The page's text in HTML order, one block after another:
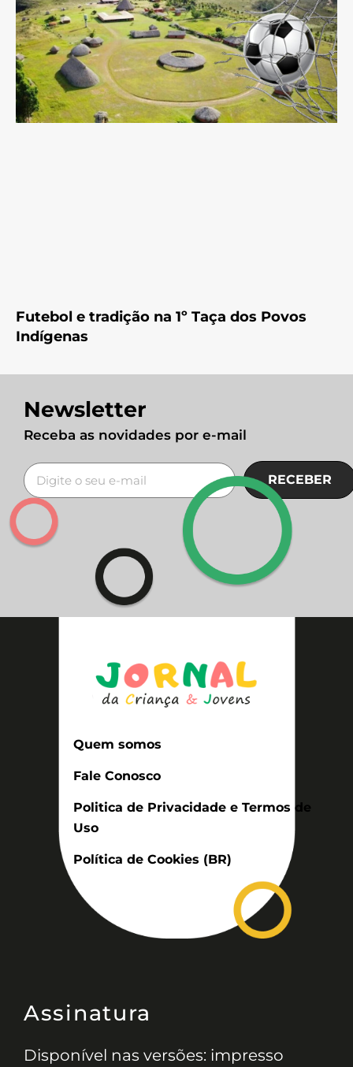
Futebol e tradição na 1º Taça dos Povos
Indígenas
Newsletter
Receba as novidades por e-mail
RECEBER
Quem somos
Fale Conosco
Politica de Privacidade e Termos de
Uso
Política de Cookies (BR)
Assinatura
Disponível nas versões: impresso